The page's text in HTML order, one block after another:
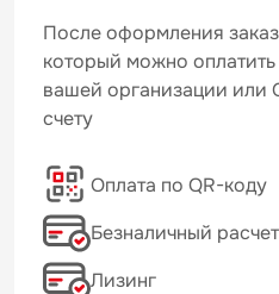
После оформления
который можно оплатить
вашей организации или
счету
Оплата по QR-коду
Безналичный
Лизинг